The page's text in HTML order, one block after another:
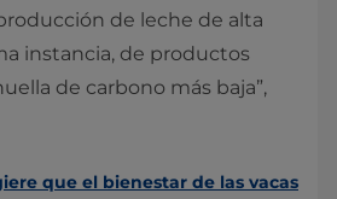
de leche de alta
instancia, de productos
de carbono más baja”,
que el bienestar de las vacas